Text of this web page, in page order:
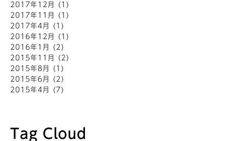
2017年12月
(1)
2017年11月
(1)
2017年4月
(1)
2016年12月
(1)
2016年1月
(2)
2015年11月
(2)
2015年8月
(1)
2015年6月
(2)
2015年4月
(7)
Tag Cloud